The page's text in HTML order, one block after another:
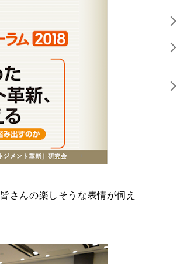
さんの楽しそうな表情が伺え